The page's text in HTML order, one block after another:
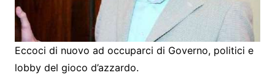
Eccoci di nuovo ad occuparci di Governo, politici e
lobby del gioco d’azzardo.